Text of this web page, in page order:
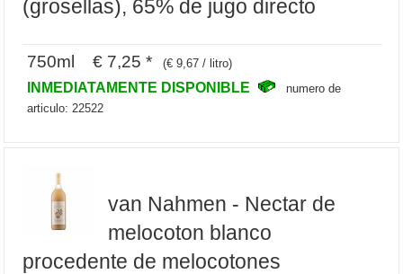
(grosellas), 65% de jugo directo
750ml € 7,25 * (€ 9,67 / litro)
INMEDIATAMENTE DISPONIBLE
numero de
articulo: 22522
van Nahmen - Nectar de
melocoton blanco
procedente de melocotones